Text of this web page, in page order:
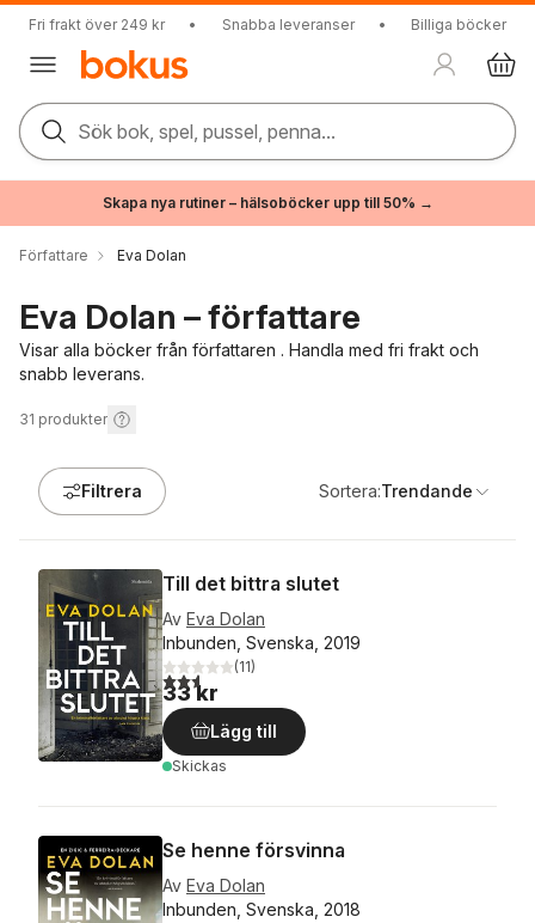
Fri frakt över 249 kr • Snabba leveranser • Billiga böcker
Sök bok, spel, pussel, penna...
Skapa nya rutiner – hälsoböcker upp till 50% →
Författare Eva Dolan
Eva Dolan – författare
Visar alla böcker från författaren . Handla med fri frakt och
snabb leverans.
31 produkter
Filtrera Sortera:Trendande
Till det bittra slutet
Av Eva Dolan
Inbunden, Svenska, 2019
2,6utav 5 stjärnor. Totalt antal röster:
(11)
33 kr
Lägg till
Skickas
Se henne försvinna
Av Eva Dolan
Inbunden, Svenska, 2018